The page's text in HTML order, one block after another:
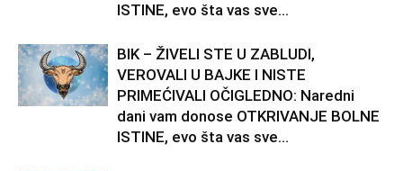
ISTINE, evo šta vas sve...
BIK – ŽIVELI STE U ZABLUDI,
VEROVALI U BAJKE I NISTE
PRIMEĆIVALI OČIGLEDNO: Naredni
dani vam donose OTKRIVANJE BOLNE
ISTINE, evo šta vas sve...